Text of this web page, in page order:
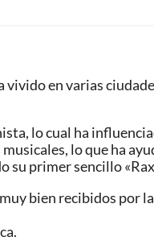
en varias
lo cual ha
lo que ha
su primer sencillo
bien recibidos por